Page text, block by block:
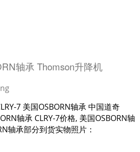
轴承 Thomson升降机
7 美国OSBORN轴承 中国道奇
轴承 CLRY-7价格, 美国OSBORN轴
轴承部分到货实物照片：